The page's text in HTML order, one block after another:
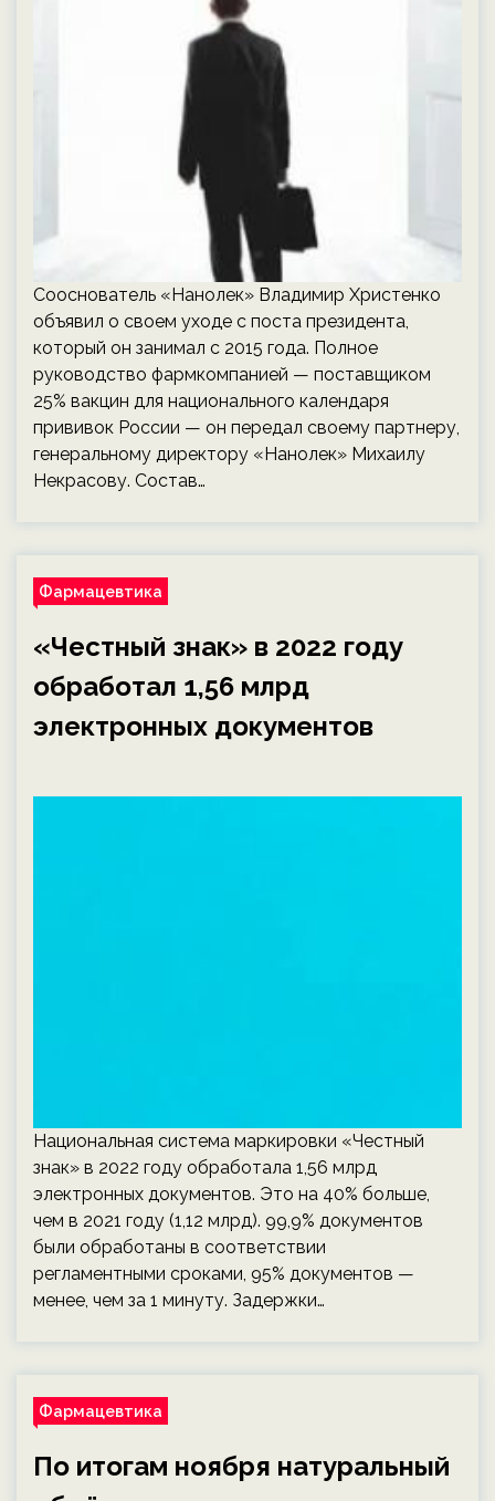
Сооснователь «Нанолек» Владимир Христенко
объявил о своем уходе с поста президента,
который он занимал с 2015 года. Полное
руководство фармкомпанией — поставщиком
25% вакцин для национального календаря
прививок России — он передал своему партнеру,
генеральному директору «Нанолек» Михаилу
Некрасову. Состав…
Фармацевтика
«Честный знак» в 2022 году
обработал 1,56 млрд
электронных документов
Национальная система маркировки «Честный
знак» в 2022 году обработала 1,56 млрд
электронных документов. Это на 40% больше,
чем в 2021 году (1,12 млрд). 99,9% документов
были обработаны в соответствии
регламентными сроками, 95% документов —
менее, чем за 1 минуту. Задержки…
Фармацевтика
По итогам ноября натуральный